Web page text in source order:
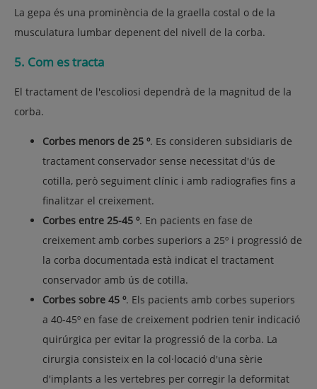
La gepa és una prominència de la graella costal o de la
musculatura lumbar depenent del nivell de la corba.
5. Com es tracta
El tractament de l'escoliosi dependrà de la magnitud de la
corba.
Corbes menors de 25 º. Es consideren subsidiaris de
tractament conservador sense necessitat d'ús de
cotilla, però seguiment clínic i amb radiografies fins a
finalitzar el creixement.
Corbes entre 25-45 º. En pacients en fase de
creixement amb corbes superiors a 25º i progressió de
la corba documentada està indicat el tractament
conservador amb ús de cotilla.
Corbes sobre 45 º. Els pacients amb corbes superiors
a 40-45º en fase de creixement podrien tenir indicació
quirúrgica per evitar la progressió de la corba. La
cirurgia consisteix en la col·locació d'una sèrie
d'implants a les vertebres per corregir la deformitat